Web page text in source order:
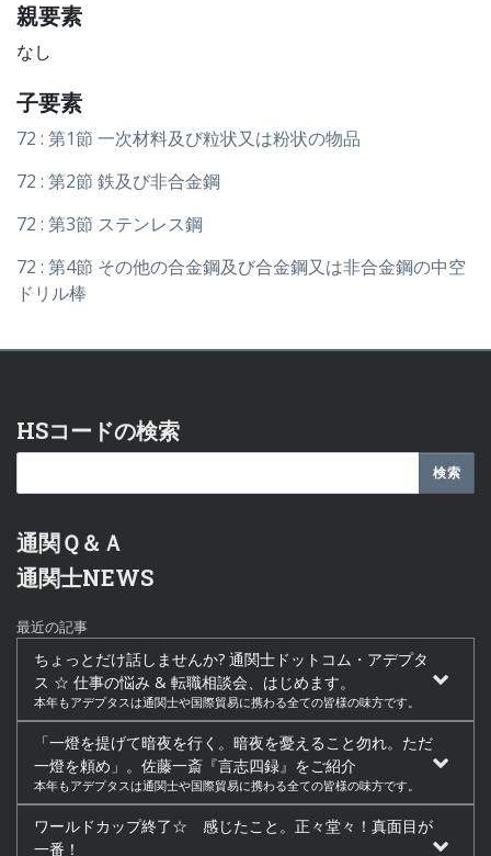
親要素
なし
子要素
72 : 第1節 一次材料及び粒状又は粉状の物品
72 : 第2節 鉄及び非合金鋼
72 : 第3節 ステンレス鋼
72 : 第4節 その他の合金鋼及び合金鋼又は非合金鋼の中空
ドリル棒
HSコードの検索
通関Ｑ＆Ａ
通関士NEWS
最近の記事
ちょっとだけ話しませんか? 通関士ドットコム・アデプタ
ス ☆ 仕事の悩み & 転職相談会、はじめます。
本年もアデプタスは通関士や国際貿易に携わる全ての皆様の味方です。
「一燈を提げて暗夜を行く。暗夜を憂えること勿れ。ただ
一燈を頼め」。佐藤一斎『言志四録』をご紹介
本年もアデプタスは通関士や国際貿易に携わる全ての皆様の味方です。
ワールドカップ終了☆ 感じたこと。正々堂々！真面目が
一番！